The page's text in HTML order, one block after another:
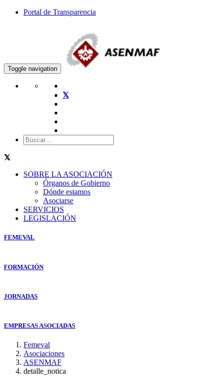
Portal de Transparencia
Toggle navigation
SOBRE LA ASOCIACIÓN
Órganos de Gobierno
Dónde estamos
Asociarse
SERVICIOS
LEGISLACIÓN
FEMEVAL
FORMACIÓN
JORNADAS
EMPRESAS ASOCIADAS
Femeval
Asociaciones
ASENMAF
detalle_notica